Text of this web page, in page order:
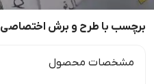
برچسب با طرح و برش اختصاصی
مشخصات محصول